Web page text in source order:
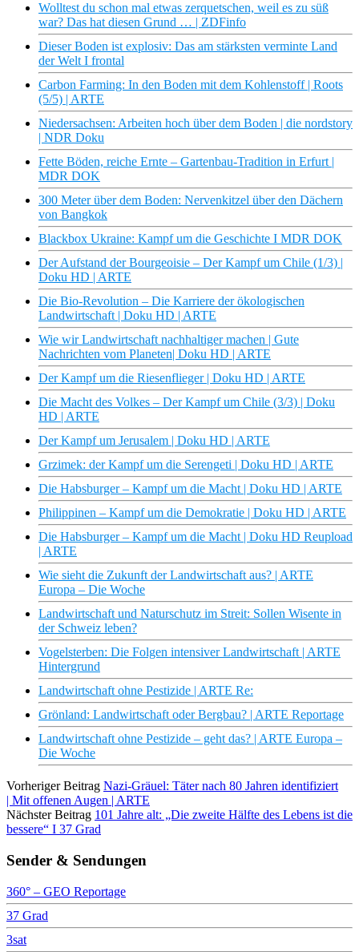
Wolltest du schon mal etwas zerquetschen, weil es zu süß
war? Das hat diesen Grund … | ZDFinfo
Dieser Boden ist explosiv: Das am stärksten verminte Land
der Welt I frontal
Carbon Farming: In den Boden mit dem Kohlenstoff | Roots
(5/5) | ARTE
Niedersachsen: Arbeiten hoch über dem Boden | die nordstory
| NDR Doku
Fette Böden, reiche Ernte – Gartenbau-Tradition in Erfurt |
MDR DOK
300 Meter über dem Boden: Nervenkitzel über den Dächern
von Bangkok
Blackbox Ukraine: Kampf um die Geschichte I MDR DOK
Der Aufstand der Bourgeoisie – Der Kampf um Chile (1/3) |
Doku HD | ARTE
Die Bio-Revolution – Die Karriere der ökologischen
Landwirtschaft | Doku HD | ARTE
Wie wir Landwirtschaft nachhaltiger machen | Gute
Nachrichten vom Planeten| Doku HD | ARTE
Der Kampf um die Riesenflieger | Doku HD | ARTE
Die Macht des Volkes – Der Kampf um Chile (3/3) | Doku
HD | ARTE
Der Kampf um Jerusalem | Doku HD | ARTE
Grzimek: der Kampf um die Serengeti | Doku HD | ARTE
Die Habsburger – Kampf um die Macht | Doku HD | ARTE
Philippinen – Kampf um die Demokratie | Doku HD | ARTE
Die Habsburger – Kampf um die Macht | Doku HD Reupload
| ARTE
Wie sieht die Zukunft der Landwirtschaft aus? | ARTE
Europa – Die Woche
Landwirtschaft und Naturschutz im Streit: Sollen Wisente in
der Schweiz leben?
Vogelsterben: Die Folgen intensiver Landwirtschaft | ARTE
Hintergrund
Landwirtschaft ohne Pestizide | ARTE Re:
Grönland: Landwirtschaft oder Bergbau? | ARTE Reportage
Landwirtschaft ohne Pestizide – geht das? | ARTE Europa –
Die Woche
Vorheriger Beitrag Nazi-Gräuel: Täter nach 80 Jahren identifiziert
| Mit offenen Augen | ARTE
Nächster Beitrag 101 Jahre alt: „Die zweite Hälfte des Lebens ist die
bessere“ I 37 Grad
Sender & Sendungen
360° – GEO Reportage
37 Grad
3sat